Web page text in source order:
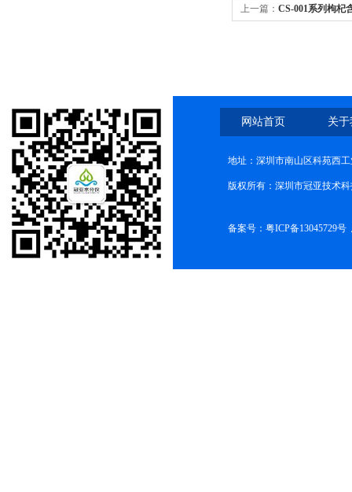
上一篇： CS-001系列枸杞
网站首页 关
地址：深圳市南山区科苑西
版权所有：深圳市冠亚技术
备案号： 粤ICP备13045729号